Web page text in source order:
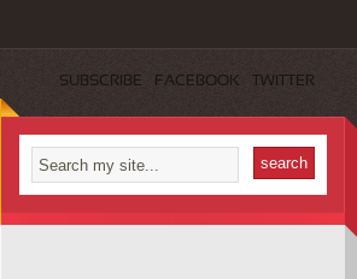
SUBSCRIBE FACEBOOK TWITTER